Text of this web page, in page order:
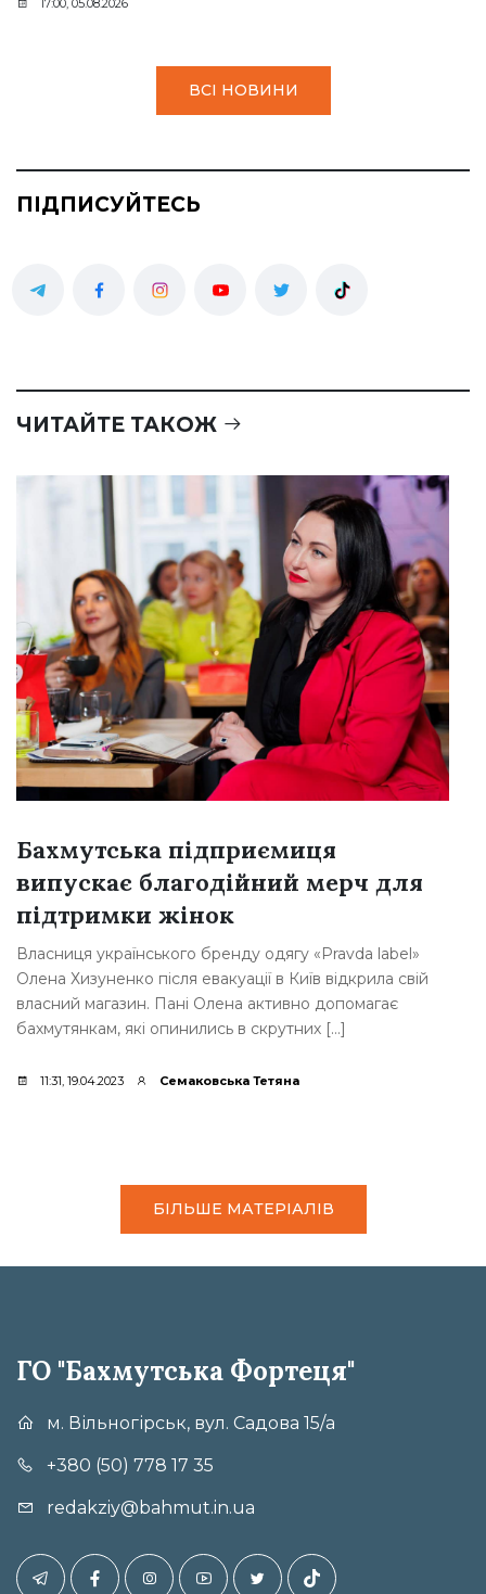
17:00, 05.08.2026
ВСІ НОВИНИ
ПІДПИСУЙТЕСЬ
ЧИТАЙТЕ ТАКОЖ
Бахмутська підприємиця
випускає благодійний мерч для
підтримки жінок
Власниця українського бренду одягу «Pravda label»
Олена Хизуненко після евакуації в Київ відкрила свій
власний магазин. Пані Олена активно допомагає
бахмутянкам, які опинились в скрутних […]
11:31, 19.04.2023 Семаковська Тетяна
БІЛЬШЕ МАТЕРІАЛІВ
ГО "Бахмутська Фортеця"
м. Вільногірськ, вул. Садова 15/а
+380 (50) 778 17 35
redakziy@bahmut.in.ua